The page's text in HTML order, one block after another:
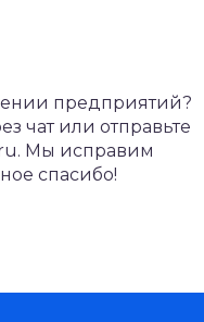
предприятий?
чат или отправьте
Мы исправим
спасибо!